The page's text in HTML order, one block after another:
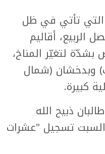
التي تأتي في ظل
الربيع، أقاليم
لتغيّر المناخ،
وبدخشان (شمال
كبيرة.
ذبيح الله
تسجيل "عشرات